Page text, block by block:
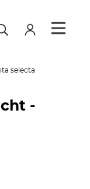
selecta
-